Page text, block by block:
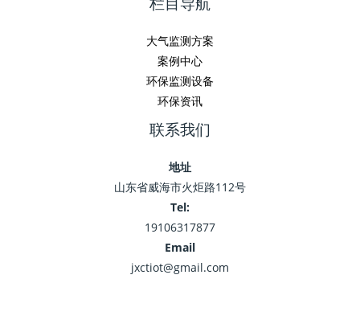
大气监测方案
案例中心
环保监测设备
环保资讯
联系我们
地址
山东省威海市火炬路112号
Tel:
19106317877
Email
jxctiot@gmail.com